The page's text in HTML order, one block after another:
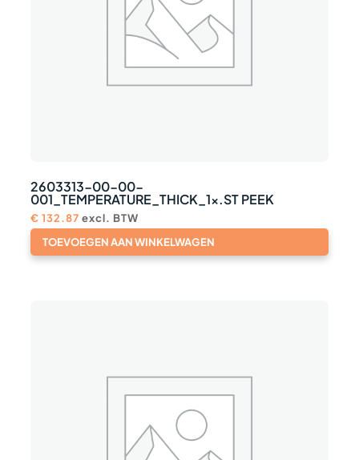
2603313-00-00-
001_TEMPERATURE_THICK_1x.ST PEEK
€ 132.87 excl. BTW
TOEVOEGEN AAN WINKELWAGEN